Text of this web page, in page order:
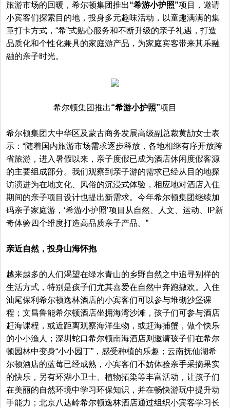
旅游市场的回暖，希尔顿集团推出“希游小护照”项目，邀请
小宾客们探索目的地，投身多元趣味活动，以童趣满满的集
章打卡方式，“希”式贴心服务和不断升级的亲子礼遇，打造
品质化和个性化兼具的家庭游产品，为家庭宾客带来其乐融
融的亲子时光。
希尔顿集团推出“希游小护照”项目
希尔顿集团大中华区及蒙古商务发展高级副总裁黄劼女士表
示：“随着国内旅游市场需求逐步释放，各地相继有序开放跨
省旅游，进入暑假以来，亲子度假已成为酒店休闲度假客源
的主要组成部分。我们观察到亲子游的需求已经从目的地探
访演进为在地文化、风俗的沉浸式体验，相应地对酒店入住
期间的亲子项目设计也提出新需求。今年希尔顿集团继续加
码亲子家庭游，‘希游小护照’项目从自然、人文、运动、IP新
奇体验四个维度打造高品质亲子产品。”
亲近自然，投身山海怀抱
越来越多的人们渴望在绿水青山的乡野自然之中追寻别样的
生活方式，特别是孩子们尤其喜爱在自然中奔跑撒欢。入住
汕尾保利希尔顿逸林酒店的小宾客们可以参与堆砌沙堡课
程；文昌鲁能希尔顿酒店坐拥海湾沙滩，孩子们可参与酒店
赶海课程，或近距离观察海洋生物，或赶海捕蟹，做个快乐
的小小渔人；深圳蛇口希尔顿南海酒店则邀请孩子们在希尔
顿园林中变身“小小园丁”，感受种植的乐趣；云南抚仙湖希
尔顿酒店的蓝莓已经成熟，小宾客们不妨体验亲手采摘果实
的快乐，另有环湖小卫士、植物拓染等丰富活动，让孩子们
在美丽的自然环境中学习环保知识，并在畅快游玩中提升动
手能力；北京八达岭希尔顿逸林酒店通过组织小宾客学习长